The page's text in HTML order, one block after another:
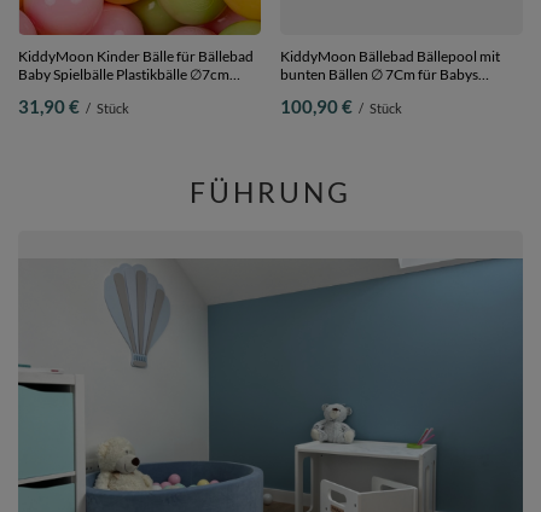
KiddyMoon Kinder Bälle für Bällebad
Baby Spielbälle Plastikbälle ∅7cm
Bälle/7cm
31,90 € / Stück
KiddyMoon Bällebad Bällepool mit
bunten Bällen ∅ 7Cm für Babys
hellgrau:gelb/grün/rot/orange, 90 x 30
100,90 € / Stück
FÜHRUNG